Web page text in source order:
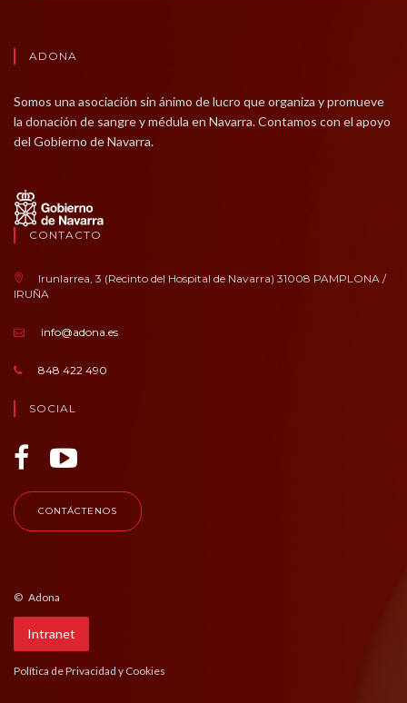
ADONA
Somos una asociación sin ánimo de lucro que organiza y promueve
la donación de sangre y médula en Navarra. Contamos con el apoyo
del Gobierno de Navarra.
CONTACTO
Irunlarrea, 3 (Recinto del Hospital de Navarra) 31008 PAMPLONA /
IRUÑA
info@adona.es
848 422 490
SOCIAL
CONTÁCTENOS
© Adona
Intranet
Política de Privacidad y Cookies